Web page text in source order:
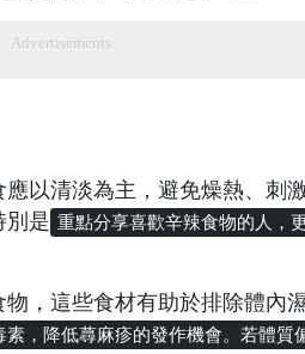
Advertisements
以清淡為主，避免燥熱、刺
別是 重點分享喜歡辛辣食物的人，
，這些食材有助於排除體內
，降低蕁麻疹的發作機會。若體質